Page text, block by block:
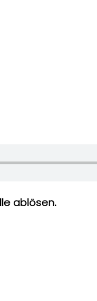
ablösen.